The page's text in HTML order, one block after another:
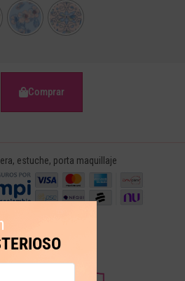
Comprar
, estuche, porta maquillaje